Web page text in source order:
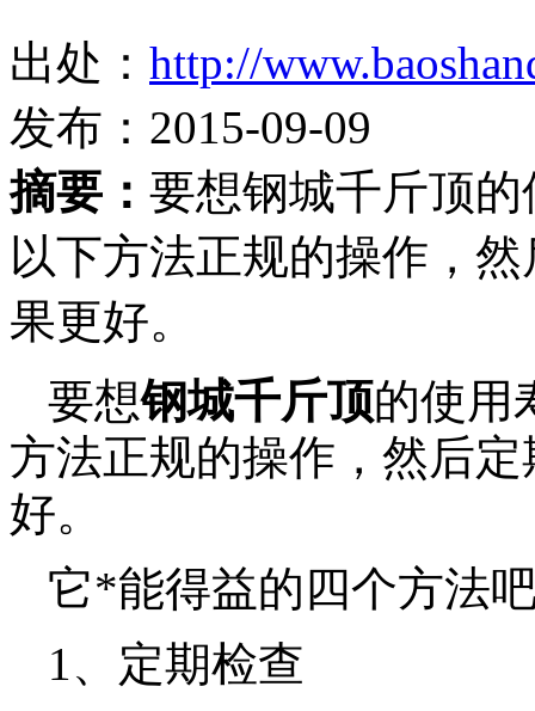
出处： http://
发布：2015-09-09
摘要： 要想钢城千斤顶
以下方法正规的操作，
果更好。
要想钢城千斤顶的使用
方法正规的操作，然后
好。
它*能得益的四个方法
1、定期检查